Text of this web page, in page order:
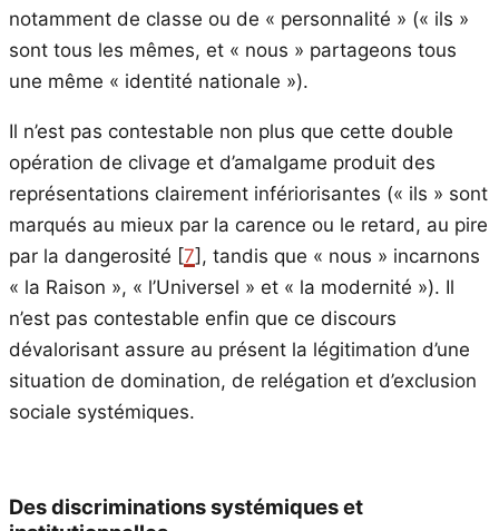
notamment de classe ou de « personnalité » (« ils »
sont tous les mêmes, et « nous » partageons tous
une même « identité nationale »).
Il n’est pas contestable non plus que cette double
opération de clivage et d’amalgame produit des
représentations clairement infériorisantes (« ils » sont
marqués au mieux par la carence ou le retard, au pire
par la dangerosité [7], tandis que « nous » incarnons
« la Raison », « l’Universel » et « la modernité »). Il
n’est pas contestable enfin que ce discours
dévalorisant assure au présent la légitimation d’une
situation de domination, de relégation et d’exclusion
sociale systémiques.
Des discriminations systémiques et